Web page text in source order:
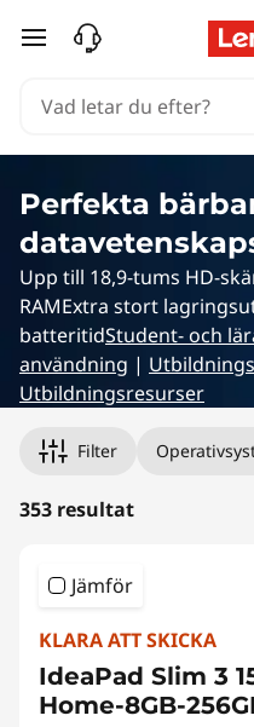
o
p
hoppa vidare till
Perfekta
Upp till 18,9-tums HD-
RAMExtra stort
batteritidStudent- och
användning |
Utbildningsresurser
Filter
353 resultat
Jämför
KLARA ATT SKICKA
IdeaPad Slim 3
Home-8GB-